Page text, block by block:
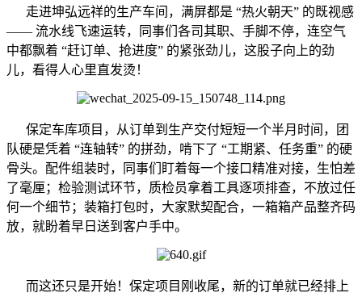
走进坤弘远祥的生产车间，满屏都是 “热火朝天” 的既视感
—— 流水线飞速运转，同事们各司其职、手脚不停，连空气
中都飘着 “赶订单、抢进度” 的紧张劲儿，这股子向上的劲
儿，看得人心里直发烫！
保定车库项目，从订单到生产交付短短一个半月时间，团
队硬是凭着 “连轴转” 的拼劲，啃下了 “工期紧、任务重” 的硬
骨头。配件组装时，同事们盯着每一个接口精准对接，生怕差
了毫厘；检验测试环节，质检员拿着工具逐项排查，不放过任
何一个细节；装箱打包时，大家默契配合，一箱箱产品整齐码
放，就盼着早日送到客户手中。
而这还只是开始！保定项目刚收尾，新的订单就已经排上